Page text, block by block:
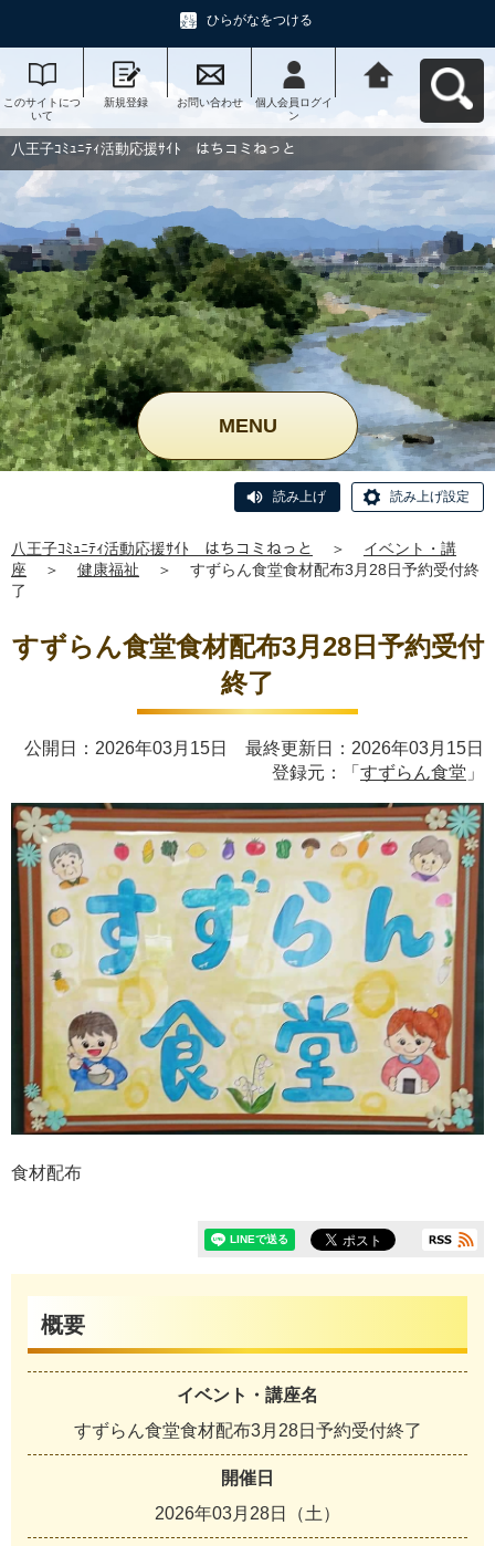
ひらがなをつける
このサイトにつ
いて
新規登録 お問い合わせ
個人会員ログイ
ン
動応援ｻｲﾄ はち
コミねっとへ戻
八王子ｺﾐｭﾆﾃｨ活動応援ｻｲﾄ はちコミねっと
MENU
読み上げ 読み上げ設定
八王子ｺﾐｭﾆﾃｨ活動応援ｻｲﾄ はちコミねっと ＞
イベント・講
座
＞ 健康福祉 ＞
すずらん食堂食材配布3月28日予約受付終
了
すずらん食堂食材配布3月28日予約受付
終了
公開日：2026年03月15日 最終更新日：2026年03月15日
登録元：「 すずらん食堂 」
食材配布
概要
イベント・講座名
すずらん食堂食材配布3月28日予約受付終了
開催日
2026年03月28日（土）